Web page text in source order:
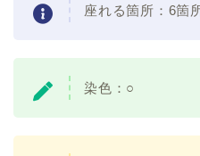
座れる箇所：6箇
染色：○